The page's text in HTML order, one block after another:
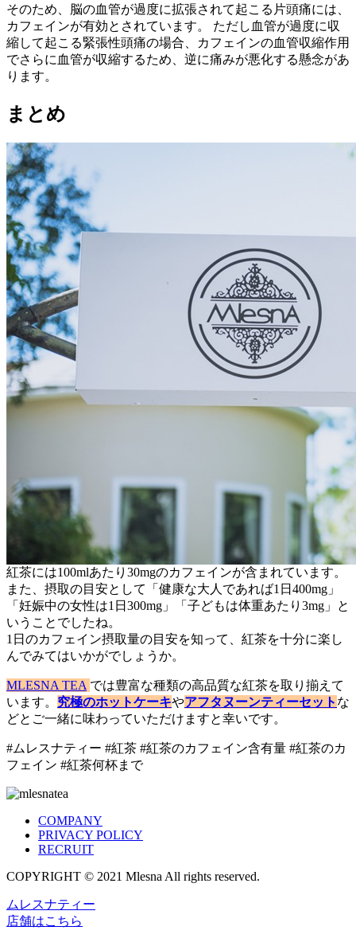
そのため、脳の血管が過度に拡張されて起こる片頭痛には、
カフェインが有効とされています。 ただし血管が過度に収
縮して起こる緊張性頭痛の場合、カフェインの血管収縮作用
でさらに血管が収縮するため、逆に痛みが悪化する懸念があ
ります。
まとめ
紅茶には100mlあたり30mgのカフェインが含まれています。
また、摂取の目安として「健康な大人であれば1日400mg」
「妊娠中の女性は1日300mg」「子どもは体重あたり3mg」と
いうことでしたね。
1日のカフェイン摂取量の目安を知って、紅茶を十分に楽し
んでみてはいかがでしょうか。
MLESNA TEA では豊富な種類の高品質な紅茶を取り揃えて
います。 究極のホットケーキやアフタヌーンティーセット な
どとご一緒に味わっていただけますと幸いです。
#ムレスナティー #紅茶 #紅茶のカフェイン含有量 #紅茶のカ
フェイン #紅茶何杯まで
COMPANY
PRIVACY POLICY
RECRUIT
COPYRIGHT © 2021 Mlesna All rights reserved.
ムレスナティー
店舗はこちら